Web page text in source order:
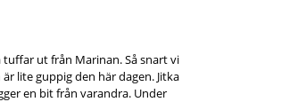
ut från Marinan. Så snart vi
lite guppig den här dagen. Jitka
en bit från varandra. Under